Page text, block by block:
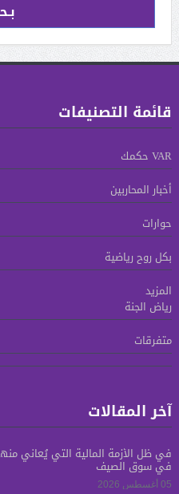
قائمة التصنيفات
VAR حكمك
أخبار المحاربين
حوارات
بكل روح رياضية
المزيد
رياض الجنة
متفرقات
آخر المقالات
في ظل الأزمة المالية التي يُعاني
في سوق الصيف
05 أغسطس 2026